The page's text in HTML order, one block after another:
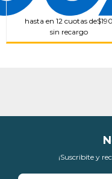
hasta en 12 cuotas de$190
sin recargo
¡Suscribite y